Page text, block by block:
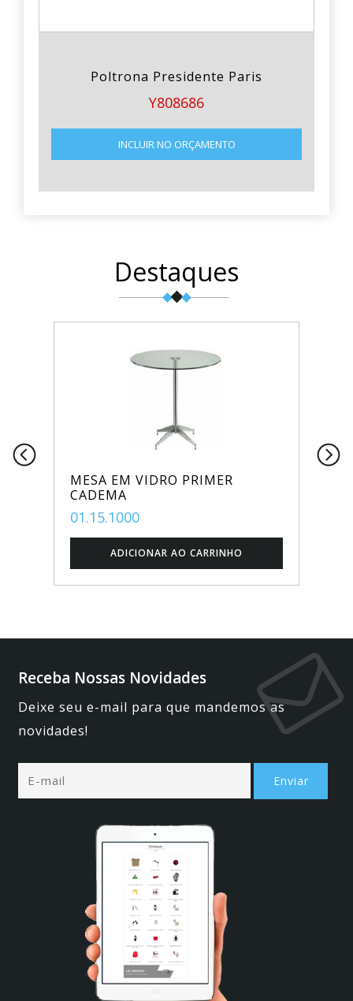
Poltrona Presidente Paris
Y808686
INCLUIR NO ORÇAMENTO
Destaques
MESA EM VIDRO PRIMER
CADEMA
01.15.1000
Receba Nossas Novidades
Deixe seu e-mail para que mandemos as
novidades!